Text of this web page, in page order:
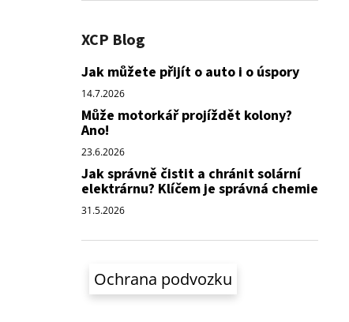
XCP Blog
Jak můžete přijít o auto i o úspory
14.7.2026
Může motorkář projíždět kolony?
Ano!
23.6.2026
Jak správně čistit a chránit solární
elektrárnu? Klíčem je správná chemie
31.5.2026
Ochrana podvozku